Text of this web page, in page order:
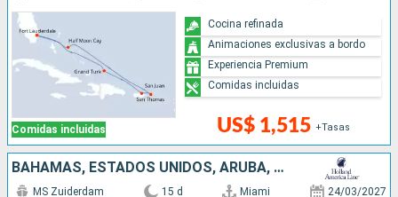
Comidas incluidas US$ 1,515 +Tasas
Cocina refinada
Animaciones exclusivas a bordo
Experiencia Premium
Comidas incluidas
BAHAMAS, ESTADOS UNIDOS, ARUBA, REPÚBLICA DOMINICANA
MS Zuiderdam 15 d Miami 24/03/2027